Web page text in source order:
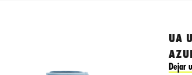
UA
Dejar